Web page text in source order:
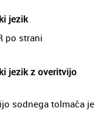
jezik
po strani
jezik z overitvijo
sodnega tolmača je